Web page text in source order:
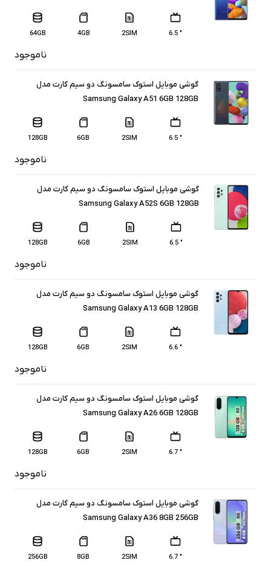
" 6.5
2SIM
4GB
64GB
ناموجود
گوشی موبایل استوک سامسونگ دو سیم کارت مدل
Samsung Galaxy A51 6GB 128GB
" 6.5
2SIM
6GB
128GB
ناموجود
گوشی موبایل استوک سامسونگ دو سیم کارت مدل
Samsung Galaxy A52S 6GB 128GB
" 6.5
2SIM
6GB
128GB
ناموجود
گوشی موبایل استوک سامسونگ دو سیم کارت مدل
Samsung Galaxy A13 6GB 128GB
" 6.6
2SIM
6GB
128GB
ناموجود
گوشی موبایل استوک سامسونگ دو سیم کارت مدل
Samsung Galaxy A26 6GB 128GB
" 6.7
2SIM
6GB
128GB
ناموجود
گوشی موبایل استوک سامسونگ دو سیم کارت مدل
Samsung Galaxy A36 8GB 256GB
" 6.7
2SIM
8GB
256GB